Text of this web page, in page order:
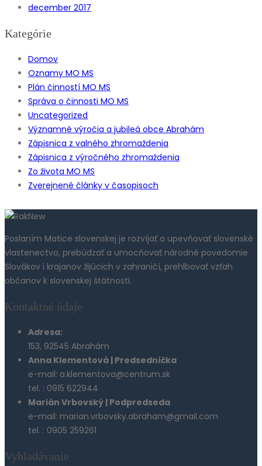
december 2017
Kategórie
Domov
Oznamy MO MS
Plán činností MO MS
Správa o činnosti MO MS
Uncategorized
Významné výročia a jubileá obce Abrahám
Zápisnica z valného zhromaždenia
Zápisnica z výročného zhromaždenia
Zo života MO MS
Zverejnené články v časopisoch
Poslaním Matice slovenskej je rozvíjať a upevňovať slovenské
vlastenectvo, prebúdzať a umocňovať národné povedomie
Slovákov i krajanov žijúcich v zahraničí, prehlbovať vzťah
občanov k slovenskej štátnosti.
Kontaktné údaje
Adresa:
153, 92545 Abrahám
Anna Klementová | Predsedníčka
e-mail: a.klementova@centrum.sk
tel. : 0915 622944
Marián Vrbovský | Podpredseda
e-mail: marian.vrbovsky.abraham@gmail.com
tel. : 0905 259261
Vyhladávanie